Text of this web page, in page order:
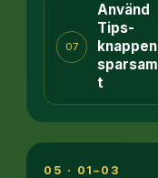
07
Använd
Tips-
knappen
sparsam
t
05 · 01–03